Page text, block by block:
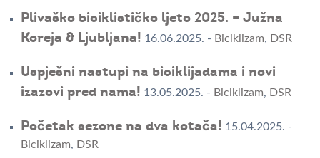
Plivaško biciklističko ljeto 2025. – Južna
Koreja & Ljubljana! 16.06.2025. - Biciklizam, DSR
Uspješni nastupi na biciklijadama i novi
izazovi pred nama! 13.05.2025. - Biciklizam, DSR
Početak sezone na dva kotača! 15.04.2025. -
Biciklizam, DSR